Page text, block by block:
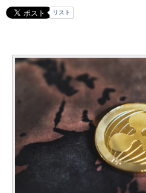
リスト